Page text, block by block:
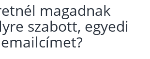
magadnak
szabott, egyedi
emailcímet?